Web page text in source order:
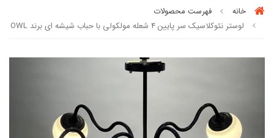
خانه
فهرست محصولات
لوستر نئوکلاسیک سر پایین 4 شعله مولکولی با حباب شیشه ای برند OWL